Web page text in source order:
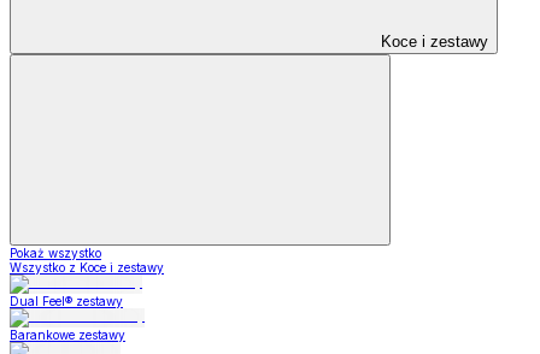
Koce i zestawy
Pokaż wszystko
Wszystko z Koce i zestawy
Dual Feel® zestawy
Barankowe zestawy